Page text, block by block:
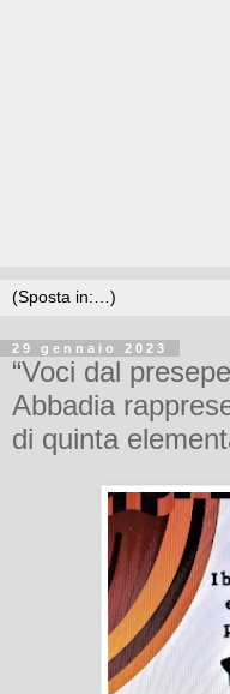
29 gennaio 2023
“Voci dal
Abbadia
di quinta